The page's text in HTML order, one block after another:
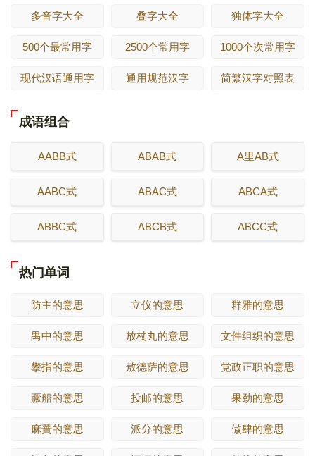
多音字大全 叠字大全 独体字大全
500个最常用字 2500个常用字 1000个次常用字
现代汉语通用字 通用规范汉字 简繁汉字对照表
成语组合
AABB式 ABAB式 A里AB式
AABC式 ABAC式 ABCA式
ABBC式 ABCB式 ABCC式
热门单词
防主的意思 立仪的意思 群雅的意思
禺中的意思 放杖丸的意思 文件组织的意思
攀指的意思 敖德萨的意思 党政正职的意思
蹶船的意思 投邮的意思 果劲的意思
麻蕡的意思 派分的意思 傲肆的意思